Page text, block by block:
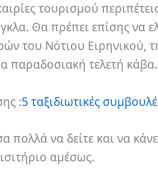
τουρισμού
Θα πρέπει επίσης να
του Νότιου Ειρηνικού,
παραδοσιακή τελετή κάβα.
:5 ταξιδιωτικές
πολλά να δείτε και να
αμέσως.